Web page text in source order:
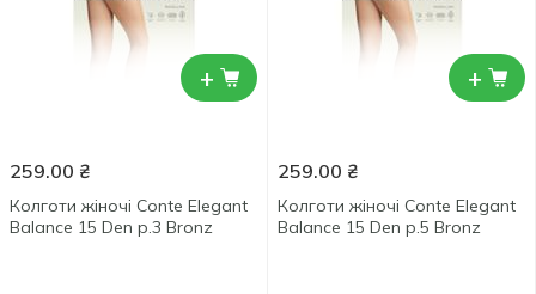
+
259.00 ₴
Колготи жіночі Conte Elegant
Balance 15 Den р.3 Bronz
+
259.00 ₴
Колготи жіночі Conte Elegant
Balance 15 Den р.5 Bronz